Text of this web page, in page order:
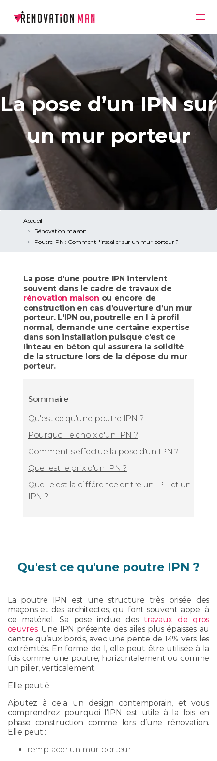
La pose d’un IPN sur
un mur porteur
Accueil
Rénovation maison
Poutre IPN : Comment l'installer sur un mur porteur ?
La pose d'une poutre IPN intervient
souvent dans le cadre de travaux de
rénovation maison ou encore de
construction en cas d’ouverture d’un mur
porteur. L'IPN ou, poutrelle en I à profil
normal, demande une certaine expertise
dans son installation puisque c'est ce
linteau en béton qui assurera la solidité
de la structure lors de la dépose du mur
porteur.
Sommaire
Qu'est ce qu'une poutre IPN ?
Pourquoi le choix d'un IPN ?
Comment s'effectue la pose d'un IPN ?
Quel est le prix d'un IPN ?
Quelle est la différence entre un IPE et un
IPN ?
Qu'est ce qu'une poutre IPN ?
La poutre IPN est une structure très prisée des
maçons et des architectes, qui font souvent appel à
ce matériel. Sa pose inclue destravaux de gros
œuvres. Une IPN présente des ailes plus épaisses au
centre qu’aux bords, avec une pente de 14% vers les
extrémités. En forme de I, elle peut être utilisée à la
fois comme une poutre, horizontalement ou comme
un pilier, verticalement.
Elle peut é
Ajoutez à cela un design contemporain, et vous
comprendrez pourquoi l’IPN est utile à la fois en
phase construction comme lors d’une rénovation.
Elle peut :
remplacer un mur porteur